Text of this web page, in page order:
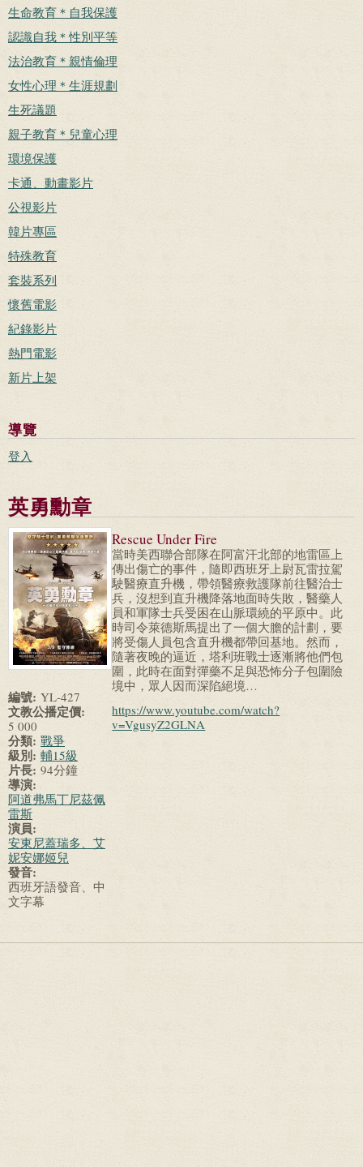
生命教育＊自我保護
認識自我＊性別平等
法治教育＊親情倫理
女性心理＊生涯規劃
生死議題
親子教育＊兒童心理
環境保護
卡通、動畫影片
公視影片
韓片專區
特殊教育
套裝系列
懷舊電影
紀錄影片
熱門電影
新片上架
導覽
登入
英勇勳章
編號: YL-427
文教公播定價:
5 000
分類: 戰爭
級別: 輔15級
片長: 94分鐘
導演:
阿道弗馬丁尼茲佩
雷斯
演員:
安東尼蓋瑞多、艾
妮安娜姬兒
發音:
西班牙語發音、中
文字幕
Rescue Under Fire
當時美西聯合部隊在阿富汗北部的地雷區上
傳出傷亡的事件，隨即西班牙上尉瓦雷拉駕
駛醫療直升機，帶領醫療救護隊前往醫治士
兵，沒想到直升機降落地面時失敗，醫藥人
員和軍隊士兵受困在山脈環繞的平原中。此
時司令萊德斯馬提出了一個大膽的計劃，要
將受傷人員包含直升機都帶回基地。然而，
隨著夜晚的逼近，塔利班戰士逐漸將他們包
圍，此時在面對彈藥不足與恐怖分子包圍險
境中，眾人因而深陷絕境…
https://www.youtube.com/watch?
v=VgusyZ2GLNA